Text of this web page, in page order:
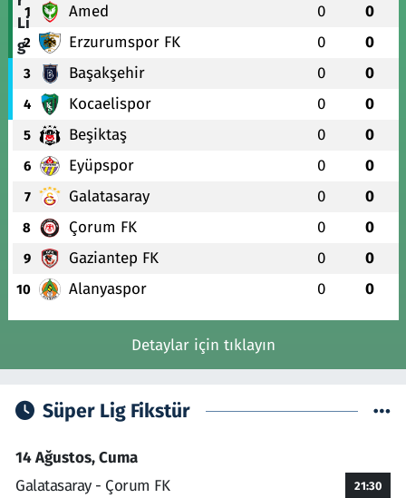
1 Amed 0 0
2 Erzurumspor FK 0 0
3 Başakşehir 0 0
4 Kocaelispor 0 0
5 Beşiktaş 0 0
6 Eyüpspor 0 0
7 Galatasaray 0 0
8 Çorum FK 0 0
9 Gaziantep FK 0 0
10 Alanyaspor 0 0
Detaylar için tıklayın
Süper Lig Fikstür
14 Ağustos, Cuma
Galatasaray - Çorum FK
21:30